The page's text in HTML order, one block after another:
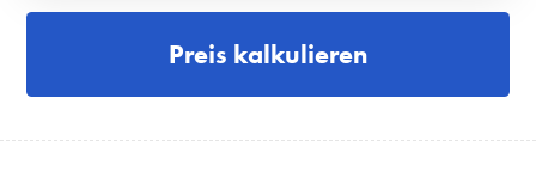
Preis kalkulieren